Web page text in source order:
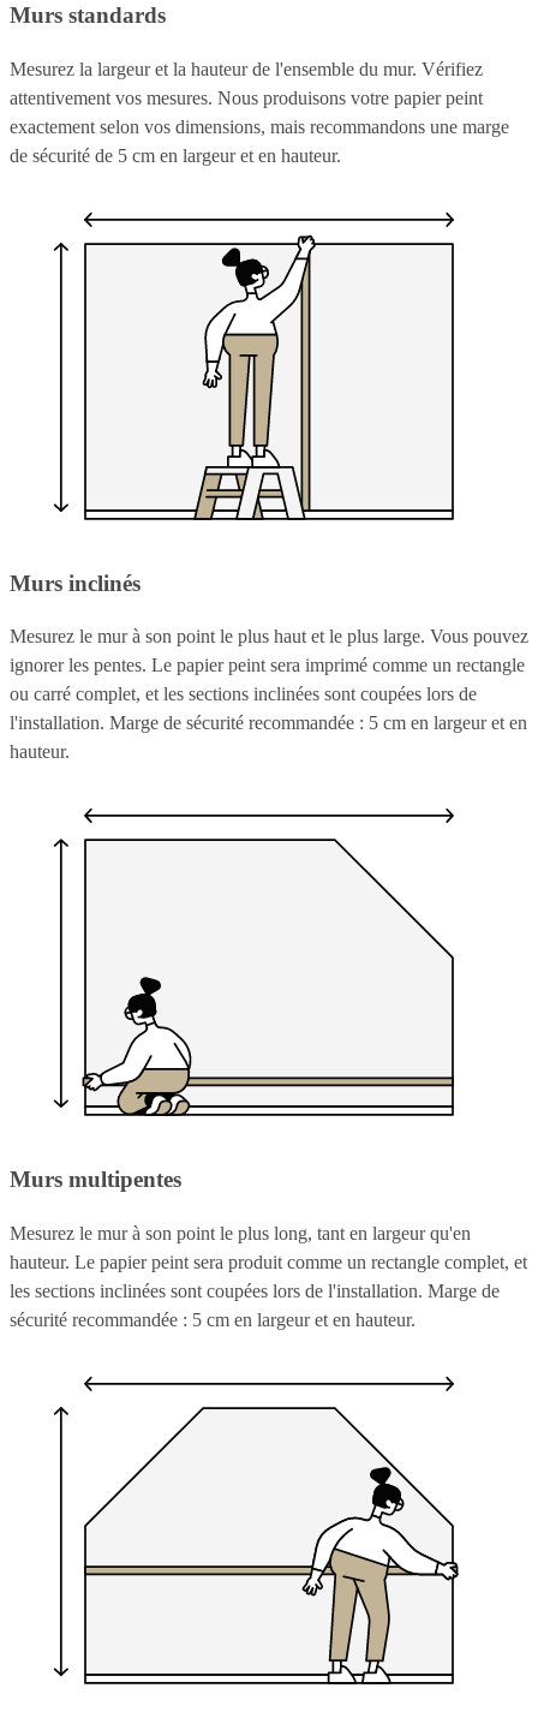
Murs standards
Mesurez la largeur et la hauteur de l'ensemble du mur. Vérifiez
attentivement vos mesures. Nous produisons votre papier peint
exactement selon vos dimensions, mais recommandons une marge
de sécurité de 5 cm en largeur et en hauteur.
Murs inclinés
Mesurez le mur à son point le plus haut et le plus large. Vous pouvez
ignorer les pentes. Le papier peint sera imprimé comme un rectangle
ou carré complet, et les sections inclinées sont coupées lors de
l'installation. Marge de sécurité recommandée : 5 cm en largeur et en
hauteur.
Murs multipentes
Mesurez le mur à son point le plus long, tant en largeur qu'en
hauteur. Le papier peint sera produit comme un rectangle complet, et
les sections inclinées sont coupées lors de l'installation. Marge de
sécurité recommandée : 5 cm en largeur et en hauteur.